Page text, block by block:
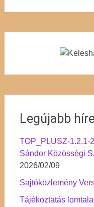
Legújabb
TOP_PLUSZ-1.2.1-
Sándor Közösségi
2026/02/09
Sajtóközlemény
Tájékoztatás